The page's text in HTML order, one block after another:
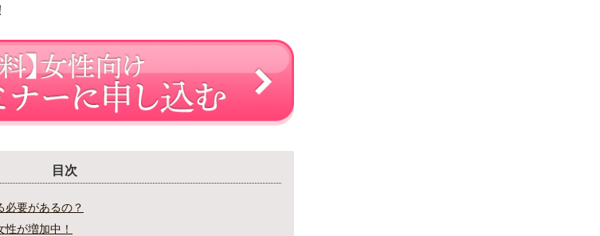
目次
必要があるの？
が増加中！